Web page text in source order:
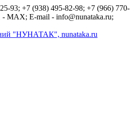
93; +7 (938) 495-82-98; +7 (966) 770-
- MAX; E-mail - info@nunataka.ru;